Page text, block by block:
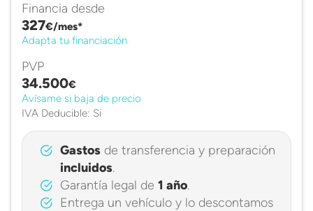
Financia desde
327€/mes*
Adapta tu financiación
PVP
34.500€
Avísame si baja de precio
IVA Deducible: Si
Gastosde transferencia y preparación
incluidos.
Garantía legal de 1 año.
Entrega un vehículo y lo descontamos